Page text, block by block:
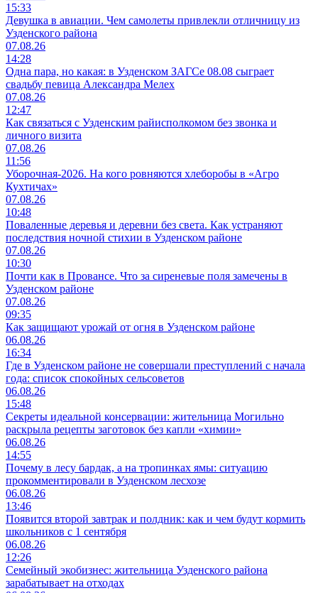
15:33
Девушка в авиации. Чем самолеты привлекли отличницу из
Узденского района
07.08.26
14:28
Одна пара, но какая: в Узденском ЗАГСе 08.08 сыграет
свадьбу певица Александра Мелех
07.08.26
12:47
Как связаться с Узденским райисполкомом без звонка и
личного визита
07.08.26
11:56
Уборочная-2026. На кого ровняются хлеборобы в «Агро
Кухтичах»
07.08.26
10:48
Поваленные деревья и деревни без света. Как устраняют
последствия ночной стихии в Узденском районе
07.08.26
10:30
Почти как в Провансе. Что за сиреневые поля замечены в
Узденском районе
07.08.26
09:35
Как защищают урожай от огня в Узденском районе
06.08.26
16:34
Где в Узденском районе не совершали преступлений с начала
года: список спокойных сельсоветов
06.08.26
15:48
Секреты идеальной консервации: жительница Могильно
раскрыла рецепты заготовок без капли «химии»
06.08.26
14:55
Почему в лесу бардак, а на тропинках ямы: ситуацию
прокомментировали в Узденском лесхозе
06.08.26
13:46
Появится второй завтрак и полдник: как и чем будут кормить
школьников с 1 сентября
06.08.26
12:26
Семейный экобизнес: жительница Узденского района
зарабатывает на отходах